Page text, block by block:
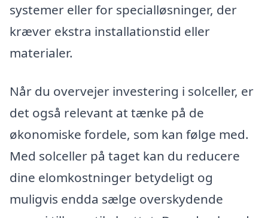
systemer eller for specialløsninger, der
kræver ekstra installationstid eller
materialer.
Når du overvejer investering i solceller, er
det også relevant at tænke på de
økonomiske fordele, som kan følge med.
Med solceller på taget kan du reducere
dine elomkostninger betydeligt og
muligvis endda sælge overskydende